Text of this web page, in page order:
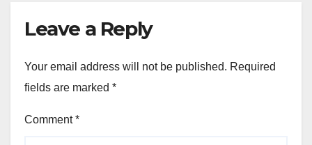
Leave a Reply
Your email address will not be published. Required
fields are marked *
Comment*